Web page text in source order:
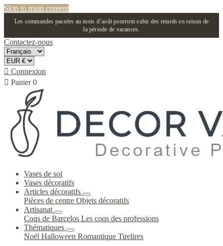
Skip to main content
Les commandes passées au mois d’août pourront subir des retards en raison de
la période de vacances.
Contactez-nous
 Connexion
 Panier 0
Vases de sol
Vases décoratifs
Articles décoratifs
Pièces de centre Objets décoratifs
Artisanat
Coqs de Barcelos Les coqs des professions
Thématiques
Noël Halloween Romantique Tirelires